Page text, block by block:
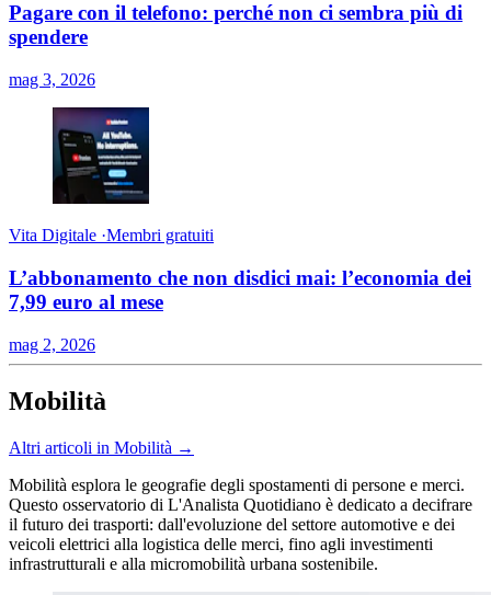
Pagare con il telefono: perché non ci sembra più di
spendere
mag 3, 2026
Vita Digitale ·Membri gratuiti
L’abbonamento che non disdici mai: l’economia dei
7,99 euro al mese
mag 2, 2026
Mobilità
Altri articoli in Mobilità →
Mobilità esplora le geografie degli spostamenti di persone e merci.
Questo osservatorio di L'Analista Quotidiano è dedicato a decifrare
il futuro dei trasporti: dall'evoluzione del settore automotive e dei
veicoli elettrici alla logistica delle merci, fino agli investimenti
infrastrutturali e alla micromobilità urbana sostenibile.